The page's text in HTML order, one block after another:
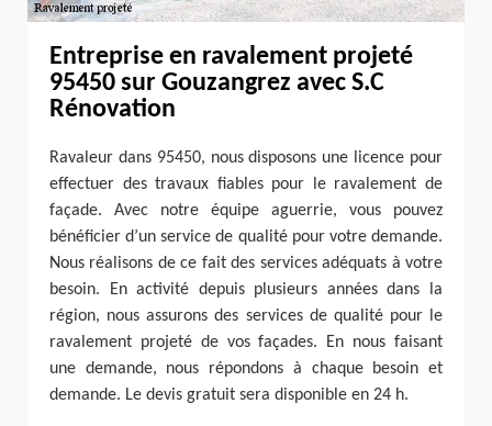
Entreprise en ravalement projeté
95450 sur Gouzangrez avec S.C
Rénovation
Ravaleur dans 95450, nous disposons une licence pour
effectuer des travaux fiables pour le ravalement de
façade. Avec notre équipe aguerrie, vous pouvez
bénéficier d’un service de qualité pour votre demande.
Nous réalisons de ce fait des services adéquats à votre
besoin. En activité depuis plusieurs années dans la
région, nous assurons des services de qualité pour le
ravalement projeté de vos façades. En nous faisant
une demande, nous répondons à chaque besoin et
demande. Le devis gratuit sera disponible en 24 h.